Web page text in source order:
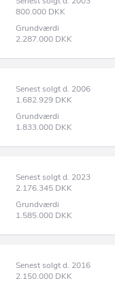
800.000 DKK
Grundværdi
2.287.000 DKK
Senest solgt d. 2006
1.682.929 DKK
Grundværdi
1.833.000 DKK
Senest solgt d. 2023
2.176.345 DKK
Grundværdi
1.585.000 DKK
Senest solgt d. 2016
2.150.000 DKK